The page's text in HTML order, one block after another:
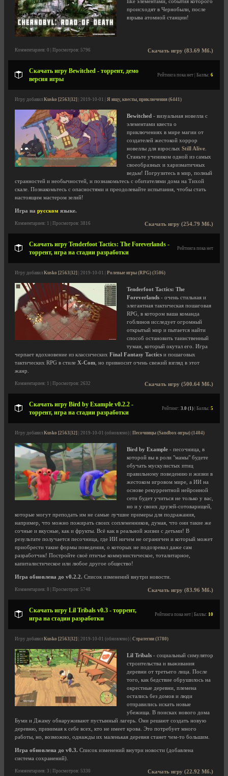
like элементами, события которого
происходят в Чернобыли, после
взрыва атомной станции!
Скачать игру (83.69 Мб.)
Комментариев: 0 | Просмотров: 5796
Скачать игру Bewitched - торрент, демо
версия игры
Рейтинга пока нет | Баллы: 6
Игру добавил Kusko [2563|32] | 2019-10-01 | Я ищу, квесты, приключения (6441)
Bewitched - визуальная новелла с
элементами квеста о
приключениях в мире магии от
создателей жестокой хоррор
новеллы для взрослых Still Alive
Станьте учеником одной из самых
своеобразных и харизматичных
ведьм! Погрузитесь в мир, полный
странностей и необычностей, и познакомьтесь с обитателями дома на Тихой
скале. Познакомьтесь с опасностями и преодолевайте испытания, чтобы стать
настоящим мастером зелий!
Игра на русском языке.
Скачать игру (254.79 Мб.)
Комментариев: 1 | Просмотров: 3816
Скачать игру Tenderfoot Tactics: The Foreverlands -
торрент, игра на стадии разработки
Рейтинга пока нет
Игру добавил Kusko [2563|32] | 2019-10-01 | Ролевые игры (RPG) (3506)
Tenderfoot Tactics: The
Foreverlands - очень стильная и
элегантная тактическая пошаговая
RPG, в котором ваша команда
гоблинов исследует огромный
открытый мир и пытается найти
способ остановить таинственный
туман, который окутал его. Игра
черпает вдохновение из классических Final Fantasy Tactics и пошаговых
тактических RPG в стиле X-Com , но привносит очень свежий взгляд в этот
жанр.
Скачать игру (500.64 Мб.)
Комментариев: 1 | Просмотров: 2632
Скачать игру Bird by Example v0.2.2 -
торрент, игра на стадии разработки
Рейтинг: 3.0 (1) | Баллы: 5
Игру добавил Kusko [2563|32] | 2019-10-01 (обновлено) | Песочницы (Sandbox-игры) (1404)
Bird by Example - песочница, в
которой вы в роли "мамы" будете
обучать мускулистых птиц
правильному поведению и жизни в
жестоком игровом мире, а ИИ на
основе рекуррентной нейронной
сети будет учиться не только у вас,
но и у своих друзей-сотоварищей,
которые могут преподать им не самые лучшие примеры для подражания,
например, что можно пожирать своих соплеменников, думая, что они такие же
сочные и вкусные, как и фрукты. Всё как в реальной жизни с детьми! В
результате получается песочница, где ИИ ничем не ограничен и который может
приобрести такие формы поведения, о которых не подозревал даже сам
разработчик! Постройте своё птичье коммунистическое, тоталитарное,
капиталистическое или любое другое общество!
Игра обновлена до v0.2.2. Список изменений внутри новости.
Скачать игру (83.96 Мб.)
Комментариев: 8 | Просмотров: 5748
Скачать игру Lil Tribals v0.3 - торрент,
игра на стадии разработки
Рейтинга пока нет | Баллы: 10
Игру добавил Kusko [2563|32] | 2019-10-01 (обновлено) | Стратегии (3780)
Lil Tribals - социальный симулятор
строительства и выживания
деревни от третьего лица. После
того, как бедствие обрушилось на
окрестные деревни, племена
остались без домов и люди
отправились искать новые
убежища. В поисках нового дома
Буми и Джаму обнаруживают пустынный лагерь. Они решают создать новую
деревню, принимая к себе всех, кто не имеет крова. Это потребует много
работы, но, возможно, однажды их маленькая деревня станет чем-то большим.
Игра обновлена до v0.3. Список изменений внутри новости (добавлена
система сохранений).
Скачать игру (22.92 Мб.)
Комментариев: 3 | Просмотров: 5330